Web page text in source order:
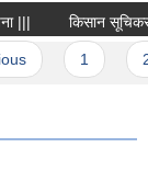
किसान सूचिकरण